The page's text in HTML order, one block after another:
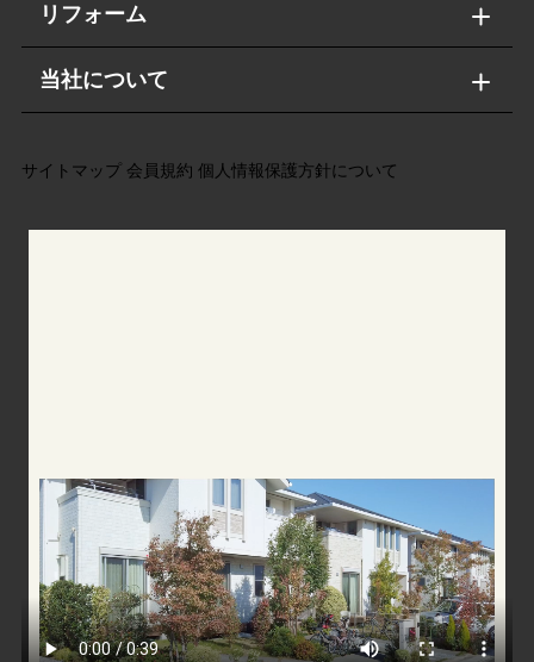
リフォーム
当社について
サイトマップ 会員規約 個人情報保護方針について